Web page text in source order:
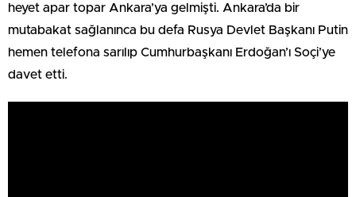
heyet apar topar Ankara’ya gelmişti. Ankara’da bir
mutabakat sağlanınca bu defa Rusya Devlet Başkanı Putin
hemen telefona sarılıp Cumhurbaşkanı Erdoğan’ı Soçi’ye
davet etti.